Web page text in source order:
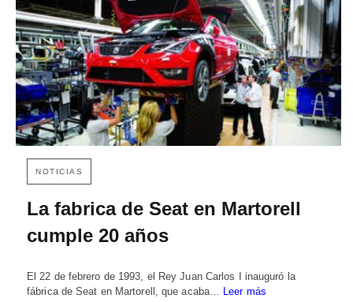
NOTICIAS
La fabrica de Seat en Martorell
cumple 20 años
El 22 de febrero de 1993, el Rey Juan Carlos I inauguró la
fábrica de Seat en Martorell, que acaba… Leer más